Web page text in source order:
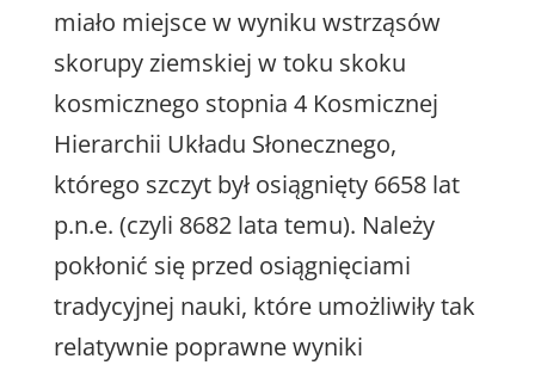
miało miejsce w wyniku wstrząsów
skorupy ziemskiej w toku skoku
kosmicznego stopnia 4 Kosmicznej
Hierarchii Układu Słonecznego,
którego szczyt był osiągnięty 6658 lat
p.n.e. (czyli 8682 lata temu). Należy
pokłonić się przed osiągnięciami
tradycyjnej nauki, które umożliwiły tak
relatywnie poprawne wyniki